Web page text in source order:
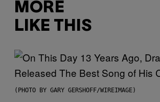
MORE
LIKE THIS
(PHOTO BY GARY GERSHOFF/WIREIMAGE)